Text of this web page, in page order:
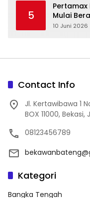
5
‎Pertamax
Mulai
10 Juni 2026
Contact Info
Jl. Kertawibawa 1
BOX 11000,
08123456789
Kategori
Bangka Tengah